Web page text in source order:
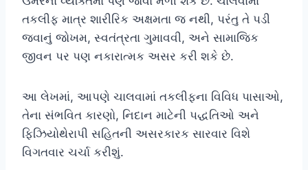
તકલીફ માત્ર શારીરિક અક્ષમતા જ નથી, પરંતુ તે પડી
જવાનું જોખમ, સ્વતંત્રતા ગુમાવવી, અને સામાજિક
જીવન પર પણ નકારાત્મક અસર કરી શકે છે.
આ લેખમાં, આપણે ચાલવામાં તકલીફના વિવિધ પાસાઓ,
તેના સંભવિત કારણો, નિદાન માટેની પદ્ધતિઓ અને
ફિઝિયોથેરાપી સહિતની અસરકારક સારવાર વિશે
વિગતવાર ચર્ચા કરીશું.